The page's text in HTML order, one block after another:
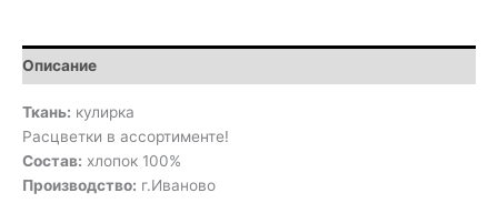
Описание
Ткань: кулирка
Расцветки в ассортименте!
Состав: хлопок 100%
Производство: г.Иваново